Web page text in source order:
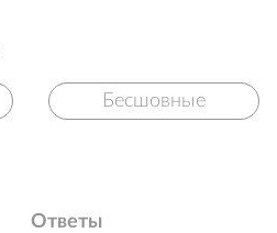
Бесшовные
Ответы